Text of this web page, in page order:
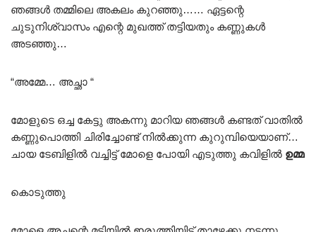
ഞങ്ങൾ തമ്മിലെ അകലം കുറഞ്ഞു…… ഏട്ടന്റെ
ചുടുനിശ്വാസം എന്റെ മുഖത്ത് തട്ടിയതും കണ്ണുകൾ
അടഞ്ഞു…
“അമ്മേ… അച്ഛാ “
മോളുടെ ഒച്ച കേട്ടു അകന്നു മാറിയ ഞങ്ങൾ കണ്ടത് വാതിൽ
കണ്ണുപൊത്തി ചിരിച്ചോണ്ട് നിൽക്കുന്ന കുറുമ്പിയെയാണ്…
ചായ ടേബിളിൽ വച്ചിട്ട് മോളെ പോയി എടുത്തു കവിളിൽ ഉമ്മ
കൊടുത്തു